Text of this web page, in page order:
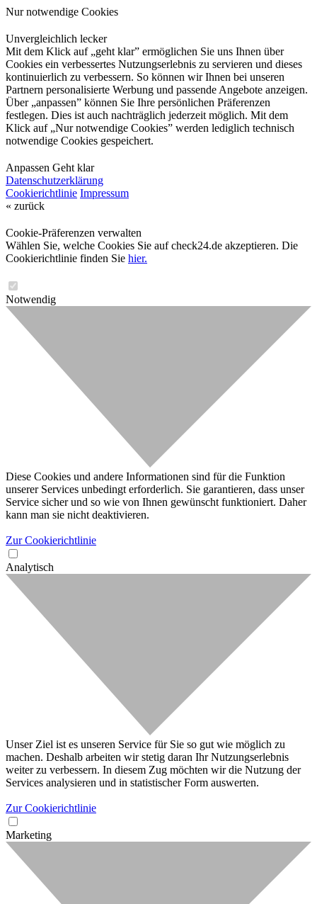
Nur notwendige Cookies
Unvergleichlich lecker
Mit dem Klick auf „geht klar” ermöglichen Sie uns Ihnen über
Cookies ein verbessertes Nutzungserlebnis zu servieren und dieses
kontinuierlich zu verbessern. So können wir Ihnen bei unseren
Partnern personalisierte Werbung und passende Angebote anzeigen.
Über „anpassen” können Sie Ihre persönlichen Präferenzen
festlegen. Dies ist auch nachträglich jederzeit möglich. Mit dem
Klick auf „Nur notwendige Cookies” werden lediglich technisch
notwendige Cookies gespeichert.
Anpassen Geht klar
Datenschutzerklärung
Cookierichtlinie Impressum
« zurück
Cookie-Präferenzen verwalten
Wählen Sie, welche Cookies Sie auf check24.de akzeptieren. Die
Cookierichtlinie finden Sie hier.
Notwendig
Diese Cookies und andere Informationen sind für die Funktion
unserer Services unbedingt erforderlich. Sie garantieren, dass unser
Service sicher und so wie von Ihnen gewünscht funktioniert. Daher
kann man sie nicht deaktivieren.
Zur Cookierichtlinie
Analytisch
Unser Ziel ist es unseren Service für Sie so gut wie möglich zu
machen. Deshalb arbeiten wir stetig daran Ihr Nutzungserlebnis
weiter zu verbessern. In diesem Zug möchten wir die Nutzung der
Services analysieren und in statistischer Form auswerten.
Zur Cookierichtlinie
Marketing